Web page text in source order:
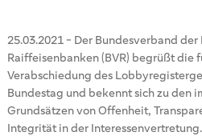
25.03.2021- Der Bundesverband
Raiffeisenbanken (BVR) begrüßt die
Verabschiedung des
Bundestag und bekennt sich zu den
Grundsätzen von Offenheit,
Integrität in der